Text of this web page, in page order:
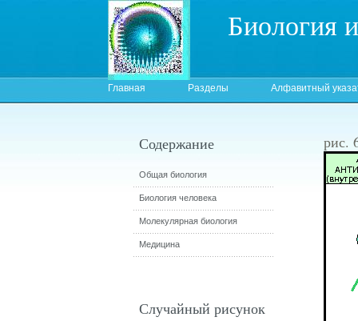
Биология
Главная Разделы Алфавитный
рис.
Содержание
Общая биология
Биология человека
Молекулярная биология
Медицина
Случайный рисунок